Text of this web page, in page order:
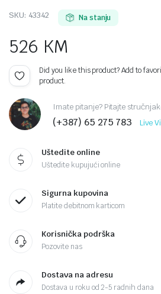
SKU: 43342 Na stanju
526 KM
Did you like this product? Add to
product.
Imate pitanje? Pitajte
(+387) 65 275 783 Live
Uštedite online
Uštedite kupujući online
Sigurna kupovina
Platite debitnom karticom
Korisnička podrška
Pozovite nas
Dostava na adresu
Dostava u roku od 2-5 radnih dana